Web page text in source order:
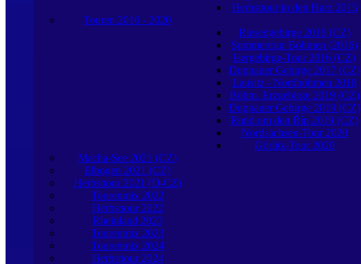
Herbsttour in den Harz 2015
Touren 2016 - 2020
Riesengebirge 2016 (CZ)
Sommertour Böhmen (2016)
Isergebirge-Tour 2016 (CZ)
Duppauer Gebirge 2017 (CZ)
Lausitz - Nordböhmen 2018
Böhm. Erzgebirge 2019 (CZ)
Duppauer Gebirge 2019 (CZ)
Rund um den Říp 2019 (CZ)
Nordsachsen-Tour 2020
Görlitz-Tour 2020
Macha-See 2021 (CZ)
Elbogen 2021 (CZ)
Herbsttour 2021 (D-CZ)
Tourenmix 2022
Herbsttour 2022
Rheinland 2023
Tourenmix 2023
Tourenmix 2024
Herbsttour 2024